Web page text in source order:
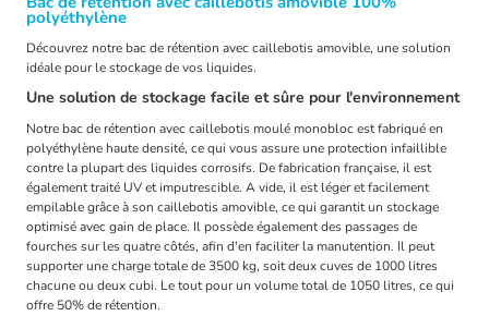
polyéthylène
Découvrez notre bac de rétention avec caillebotis amovible, une solution
idéale pour le stockage de vos liquides.
Une solution de stockage facile et sûre pour l'environnement
Notre bac de rétention avec caillebotis moulé monobloc est fabriqué en
polyéthylène haute densité, ce qui vous assure une protection infaillible
contre la plupart des liquides corrosifs. De fabrication française, il est
également traité UV et imputrescible. A vide, il est léger et facilement
empilable grâce à son caillebotis amovible, ce qui garantit un stockage
optimisé avec gain de place. Il possède également des passages de
fourches sur les quatre côtés, afin d'en faciliter la manutention. Il peut
supporter une charge totale de 3500 kg, soit deux cuves de 1000 litres
chacune ou deux cubi. Le tout pour un volume total de 1050 litres, ce qui
offre 50% de rétention.